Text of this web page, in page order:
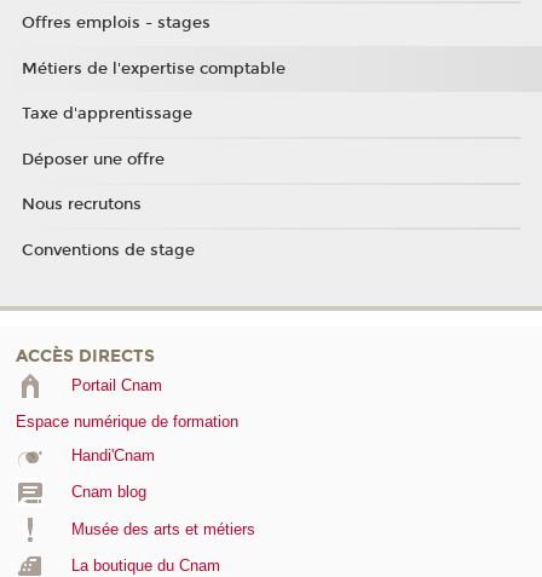
Offres emplois - stages
Métiers de l'expertise comptable
Taxe d'apprentissage
Déposer une offre
Nous recrutons
Conventions de stage
ACCÈS DIRECTS
Portail Cnam
Espace numérique de formation
Handi'Cnam
Cnam blog
Musée des arts et métiers
La boutique du Cnam